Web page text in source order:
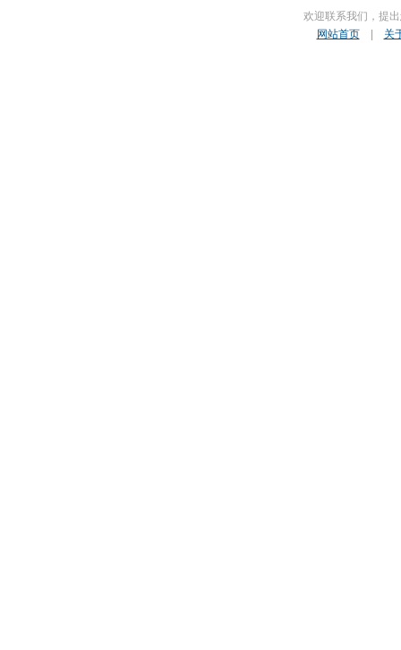
欢迎联系我们，提
网站首页| 关